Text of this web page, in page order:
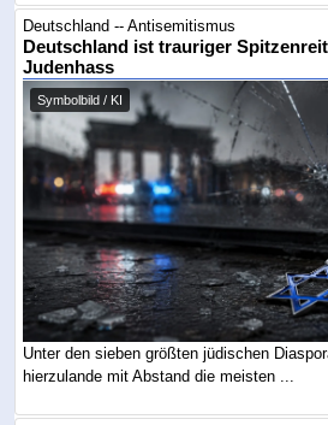
Deutschland -- Antisemitismus
Deutschland ist trauriger
Judenhass
Symbolbild / KI
Unter den sieben größten jüdischen
hierzulande mit Abstand die meisten ...